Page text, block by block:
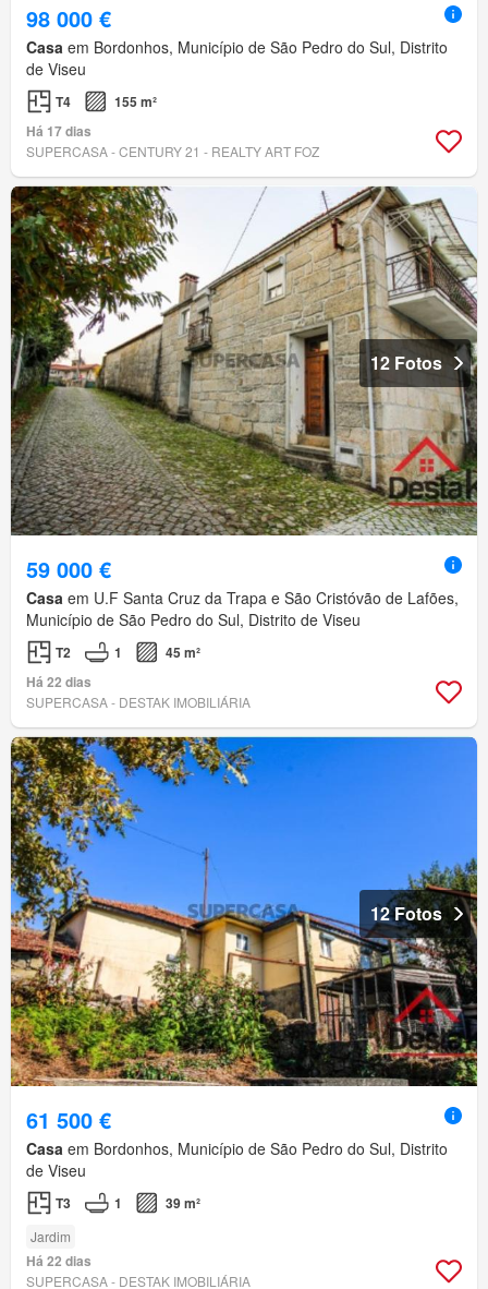
98 000 €
Casa em Bordonhos, Município de São Pedro do Sul, Distrito
de Viseu
T4
155 m²
Há 17 dias
SUPERCASA - CENTURY 21 - REALTY ART FOZ
12 Fotos
59 000 €
Casa em U.F Santa Cruz da Trapa e São Cristóvão de Lafões,
Município de São Pedro do Sul, Distrito de Viseu
T2 1
45 m²
Há 22 dias
SUPERCASA - DESTAK IMOBILIÁRIA
12 Fotos
61 500 €
Casa em Bordonhos, Município de São Pedro do Sul, Distrito
de Viseu
T3 1 39 m²
Jardim
Há 22 dias
SUPERCASA - DESTAK IMOBILIÁRIA